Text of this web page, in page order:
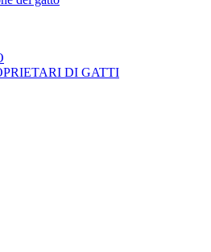
DI GATTI